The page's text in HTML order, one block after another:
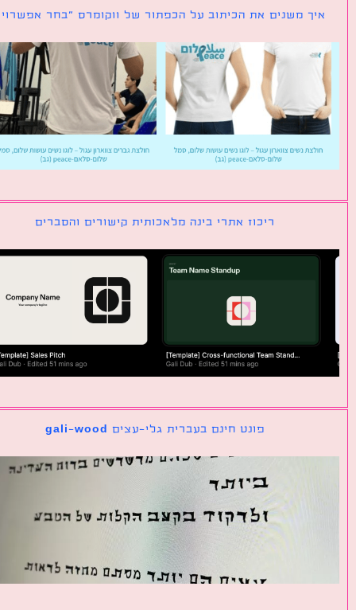
משנים את הכיתוב על הכפתור של ווקומרס ״בחר אפשרויות״
ריכוז אתרי בינה מלאכותית קישורים והסברים
פונט חינם בעברית גלי-עצים gali-wood